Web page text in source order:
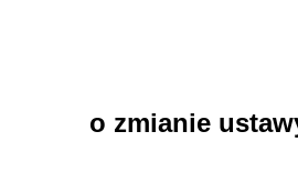
o zmianie